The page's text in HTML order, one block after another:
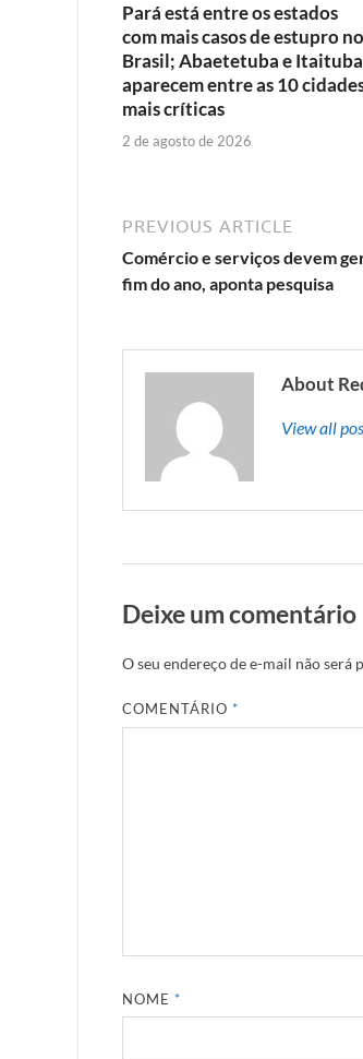
Pará está entre os estados
com mais casos de estupro no
Brasil; Abaetetuba e Itaituba
aparecem entre as 10
mais críticas
2 de agosto de 2026
PREVIOUS ARTICLE
Comércio e serviços devem
fim do ano, aponta pesquisa
About
View all
Deixe um comentário
O seu endereço de e-mail não será
COMENTÁRIO*
NOME*